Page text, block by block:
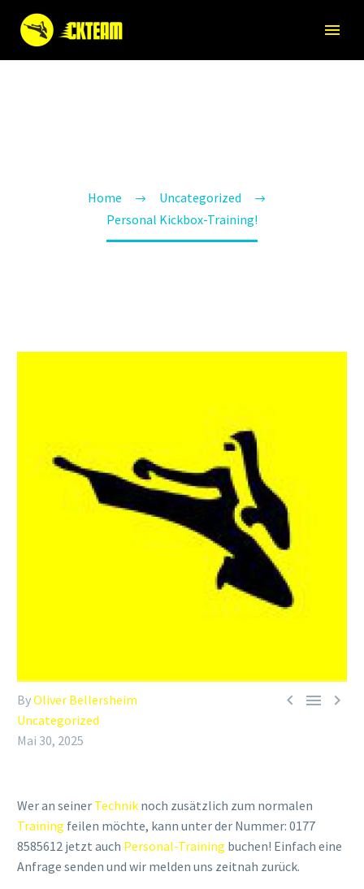
Home
Uncategorized
Personal Kickbox-Training!
  
ByOliver Bellersheim
Uncategorized
Mai 30, 2025
Wer an seiner Technik noch zusätzlich zum normalen
Training feilen möchte, kann unter der Nummer: 0177
8585612 jetzt auch Personal-Training buchen! Einfach eine
Anfrage senden und wir melden uns zeitnah zurück.